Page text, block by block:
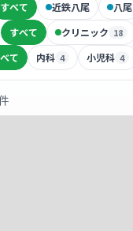
すべて 近鉄八尾 八尾
すべて クリニック 18
て 内科 4 小児科 4